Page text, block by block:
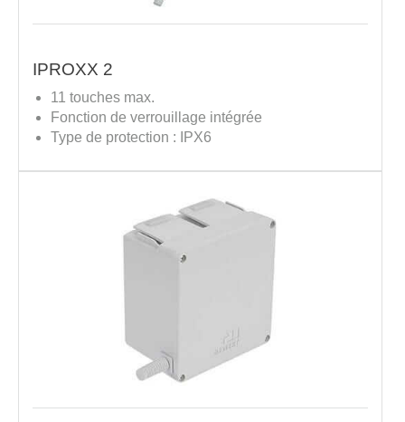
IPROXX 2
11 touches max.
Fonction de verrouillage intégrée
Type de protection : IPX6